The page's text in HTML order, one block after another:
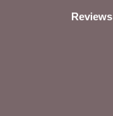
Reviews